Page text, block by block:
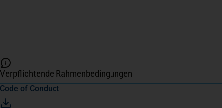
Verpflichtende Rahmenbedingungen
Code of Conduct
(öffnet in einem neuen Tab)